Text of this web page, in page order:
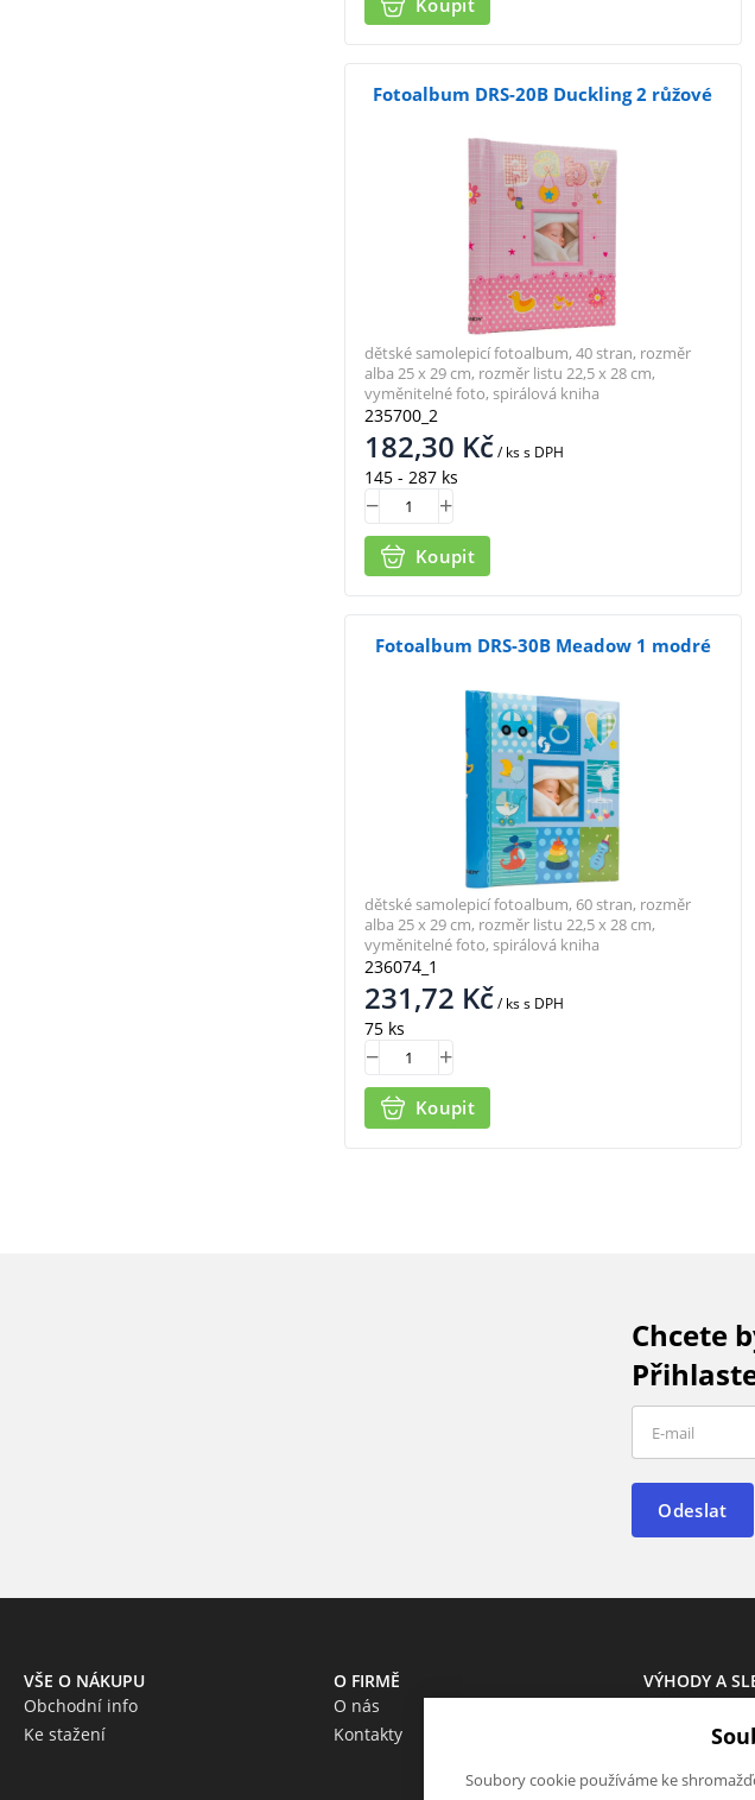
Fotoalbum DRS-20B Duckling 2 růžové
235700_2
182,30 Kč/ kss DPH
145 - 287 ks
Koupit
dětské samolepicí fotoalbum, 40 stran, rozměr
alba 25 x 29 cm, rozměr listu 22,5 x 28 cm,
vyměnitelné foto, spirálová kniha
Fotoalbum DRS-30B Meadow 1 modré
236074_1
231,72 Kč/ kss DPH
75 ks
Koupit
dětské samolepicí fotoalbum, 60 stran, rozměr
alba 25 x 29 cm, rozměr listu 22,5 x 28 cm,
vyměnitelné foto, spirálová kniha
Chcete
Odeslat
VŠE O NÁKUPU
Obchodní info
Ke stažení
O FIRMĚ
O nás
Kontakty
VÝHODY A
Škola
Soubory cookie používáme ke